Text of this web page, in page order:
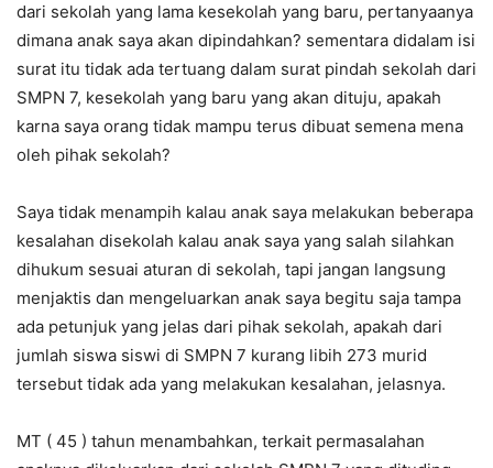
dari sekolah yang lama kesekolah yang baru, pertanyaanya
dimana anak saya akan dipindahkan? sementara didalam isi
surat itu tidak ada tertuang dalam surat pindah sekolah dari
SMPN 7, kesekolah yang baru yang akan dituju, apakah
karna saya orang tidak mampu terus dibuat semena mena
oleh pihak sekolah?
Saya tidak menampih kalau anak saya melakukan beberapa
kesalahan disekolah kalau anak saya yang salah silahkan
dihukum sesuai aturan di sekolah, tapi jangan langsung
menjaktis dan mengeluarkan anak saya begitu saja tampa
ada petunjuk yang jelas dari pihak sekolah, apakah dari
jumlah siswa siswi di SMPN 7 kurang libih 273 murid
tersebut tidak ada yang melakukan kesalahan, jelasnya.
MT ( 45 ) tahun menambahkan, terkait permasalahan